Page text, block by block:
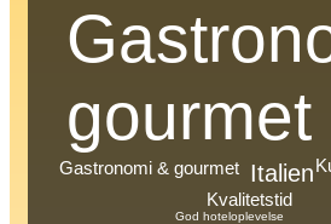
gourmet
Italien
Gastronomi & gourmet
Kvalitetstid
God hoteloplevelse